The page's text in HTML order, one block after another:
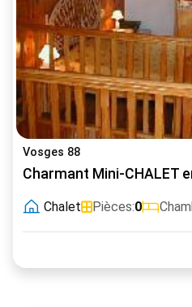
Vosges 88
Charmant Mini-CHALET
Chalet Pièces:0